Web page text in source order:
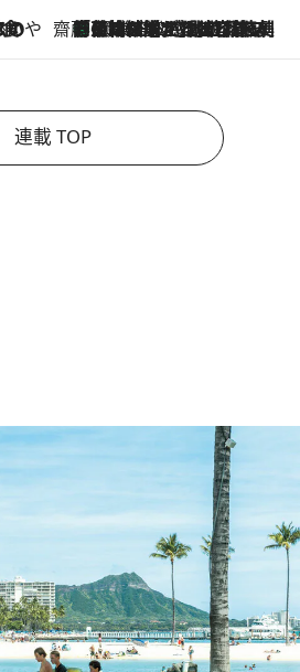
齋藤 薫 美容脳ルネサンス
2026.8.6
「荷物が増えるほど旅ストレスは増す」美容ジャーナリストがたどり着いた最終結論。“化粧品を劇的に減らす”感動の凝縮美容とは
連載 TOP